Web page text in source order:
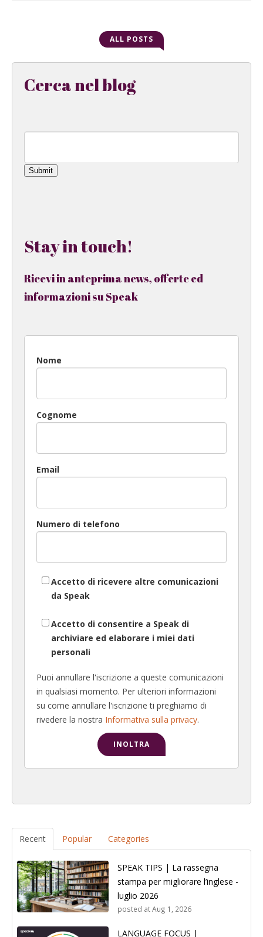
ALL POSTS
Cerca nel blog
Submit
Stay in touch!
Ricevi in anteprima news, offerte ed
informazioni su Speak
Nome
Cognome
Email
Numero di telefono
Accetto di ricevere altre comunicazioni
da Speak
Accetto di consentire a Speak di
archiviare ed elaborare i miei dati
personali
Puoi annullare l'iscrizione a queste comunicazioni
in qualsiasi momento. Per ulteriori informazioni
su come annullare l'iscrizione ti preghiamo di
rivedere la nostra Informativa sulla privacy.
Recent Popular Categories
SPEAK TIPS | La rassegna
stampa per migliorare l’inglese -
luglio 2026
posted atAug 1, 2026
LANGUAGE FOCUS |